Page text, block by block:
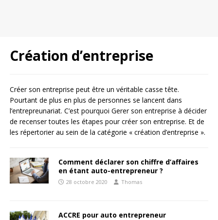
Création d’entreprise
Créer son entreprise peut être un véritable casse tête.
Pourtant de plus en plus de personnes se lancent dans
l’entrepreunariat. C’est pourquoi Gerer son entreprise à décider
de recenser toutes les étapes pour créer son entreprise. Et de
les répertorier au sein de la catégorie « création d’entreprise ».
Comment déclarer son chiffre d’affaires
en étant auto-entrepreneur ?
28 octobre 2020 Thomas
ACCRE pour auto entrepreneur